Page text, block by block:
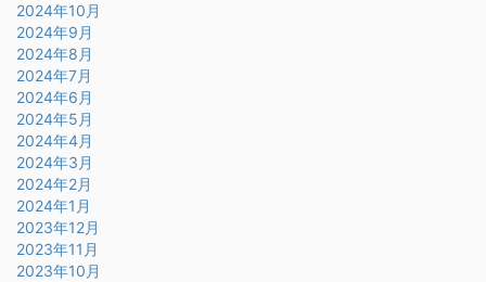
2024年10月
2024年9月
2024年8月
2024年7月
2024年6月
2024年5月
2024年4月
2024年3月
2024年2月
2024年1月
2023年12月
2023年11月
2023年10月